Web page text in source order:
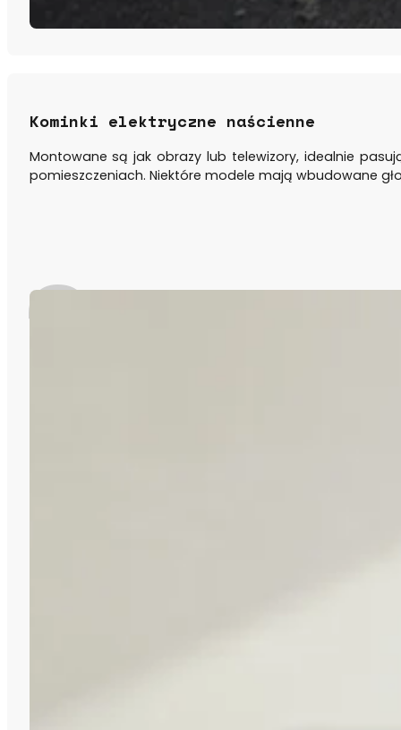
Kominki elektryczne naścienne
Montowane są jak obrazy lub telewizory, idealnie
pomieszczeniach. Niektóre modele mają wbudowane
2